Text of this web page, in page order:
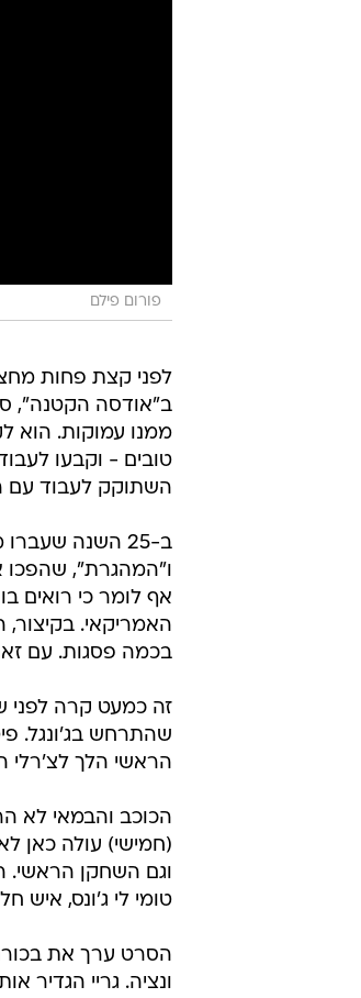
פורום פילם
לפני קצת פחות
ב"אודסה הקטנה",
ממנו עמוקות. הוא
טובים - וקבעו
השתוקק לעבוד עם
ב-25 השנה
ו"המהגרת", שהפכו
אף לומר כי רואים
האמריקאי.
בכמה פסגות. עם
שהתרחש בג'ונגל.
הראשי הלך לצ'רלי
הכוכב והבמאי לא
(חמישי) עולה כאן
וגם השחקן הראשי.
טומי לי ג'ונס, איש
הסרט ערך את